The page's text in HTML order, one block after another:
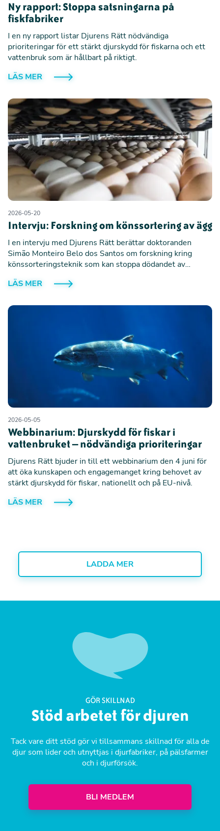
Ny rapport: Stoppa satsningarna på
fiskfabriker
I en ny rapport listar Djurens Rätt nödvändiga
prioriteringar för ett stärkt djurskydd för fiskarna och ett
vattenbruk som är hållbart på riktigt.
LÄS MER
2026-05-20
Intervju: Forskning om könssortering av ägg
I en intervju med Djurens Rätt berättar doktoranden
Simão Monteiro Belo dos Santos om forskning kring
könssorteringsteknik som kan stoppa dödandet av
LÄS MER
2026-05-05
Webbinarium: Djurskydd för fiskar i
vattenbruket – nödvändiga prioriteringar
Djurens Rätt bjuder in till ett webbinarium den 4 juni för
att öka kunskapen och engagemanget kring behovet av
stärkt djurskydd för fiskar, nationellt och på EU-nivå.
LÄS MER
LADDA MER
GÖR SKILLNAD
Stöd arbetet för djuren
Tack vare ditt stöd gör vi tillsammans skillnad för alla de
djur som lider och utnyttjas i djurfabriker, på pälsfarmer
och i djurförsök.
BLI MEDLEM